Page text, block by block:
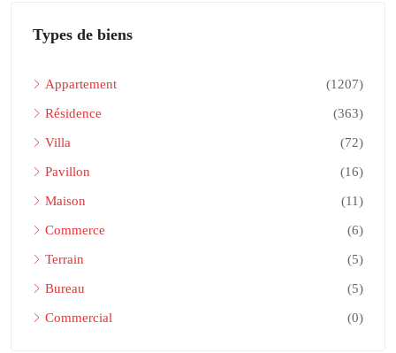
Types de biens
Appartement (1207)
Résidence (363)
Villa (72)
Pavillon (16)
Maison (11)
Commerce (6)
Terrain (5)
Bureau (5)
Commercial (0)